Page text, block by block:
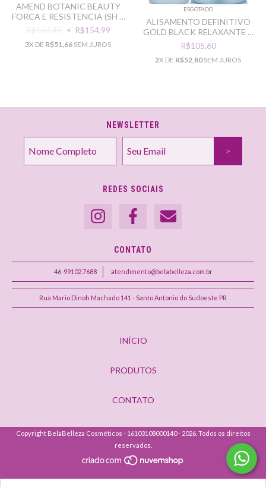
AMEND BOTANIC BEAUTY
FORCA E RESISTENCIA (SH +
COND + MASC)
R$164,48 R$154,99
3X DE R$51,66 SEM JUROS
ESGOTADO
ALISAMENTO DEFINITIVO
GOLD BLACK RELAXANTE +
NEUTRALIZANTE
R$105,60
2X DE R$52,80SEM JUROS
NEWSLETTER
REDES SOCIAIS
CONTATO
46-99102.7688 atendimento@belabelleza.com.br
Rua Mario Dinoh Machado 141 - Santo Antonio do Sudoeste PR
INÍCIO
PRODUTOS
CONTATO
Copyright BelaBelleza Cosméticos - 16103108000140 - 2026. Todos os direitos
reservados.